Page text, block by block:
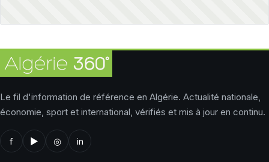
Le fil d'information de référence en Algérie. Actualité nationale,
économie, sport et international, vérifiés et mis à jour en continu.
f ▶ ◎ in